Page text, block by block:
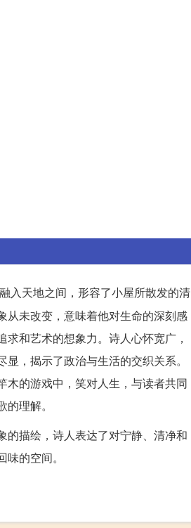
入天地之间，形容了小屋所散发的清
从未改变，意味着他对生命的深刻感
和艺术的想象力。诗人心怀宽广，
，揭示了政治与生活的交织关系。
木的游戏中，笑对人生，与读者共同
理解。
的描绘，诗人表达了对宁静、清净和
的空间。